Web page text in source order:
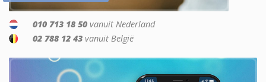
010 713 18 50 vanuit Nederland
02 788 12 43 vanuit België